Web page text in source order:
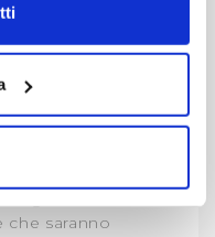
in qualsiasi
o facendo clic
tua posizione
scansionandolo
assieme agli
della quale
fotografia
ha fatto
che saranno